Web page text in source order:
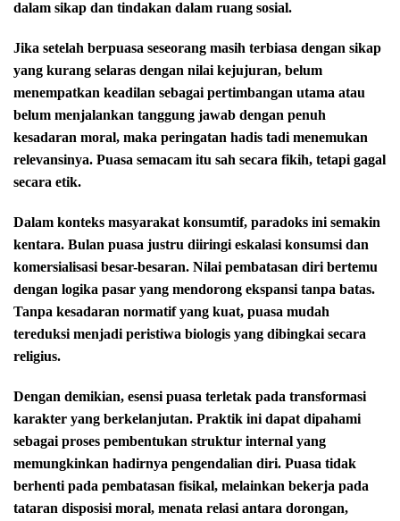
dalam sikap dan tindakan dalam ruang sosial.
Jika setelah berpuasa seseorang masih terbiasa dengan sikap
yang kurang selaras dengan nilai kejujuran, belum
menempatkan keadilan sebagai pertimbangan utama atau
belum menjalankan tanggung jawab dengan penuh
kesadaran moral, maka peringatan hadis tadi menemukan
relevansinya. Puasa semacam itu sah secara fikih, tetapi gagal
secara etik.
Dalam konteks masyarakat konsumtif, paradoks ini semakin
kentara. Bulan puasa justru diiringi eskalasi konsumsi dan
komersialisasi besar-besaran. Nilai pembatasan diri bertemu
dengan logika pasar yang mendorong ekspansi tanpa batas.
Tanpa kesadaran normatif yang kuat, puasa mudah
tereduksi menjadi peristiwa biologis yang dibingkai secara
religius.
Dengan demikian, esensi puasa terletak pada transformasi
karakter yang berkelanjutan. Praktik ini dapat dipahami
sebagai proses pembentukan struktur internal yang
memungkinkan hadirnya pengendalian diri. Puasa tidak
berhenti pada pembatasan fisikal, melainkan bekerja pada
tataran disposisi moral, menata relasi antara dorongan,